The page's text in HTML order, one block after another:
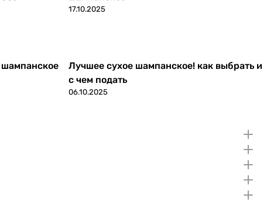
17.10.2025
Лучшее сухое шампанское! как выбрать и
с чем подать
06.10.2025